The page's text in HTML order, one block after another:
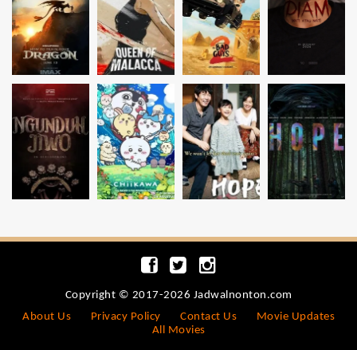
Copyright © 2017-2026 Jadwalnonton.com
About Us
Privacy Policy Contact Us
Movie Updates
All Movies